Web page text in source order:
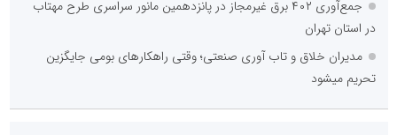
جمع‌آوری ۴۰۲ برق غیرمجاز در پانزدهمین مانور سراسری طرح مهتاب
در استان تهران
مدیران خلاق و تاب آوری صنعتی؛ وقتی راهکارهای بومی جایگزین
تحریم میشود